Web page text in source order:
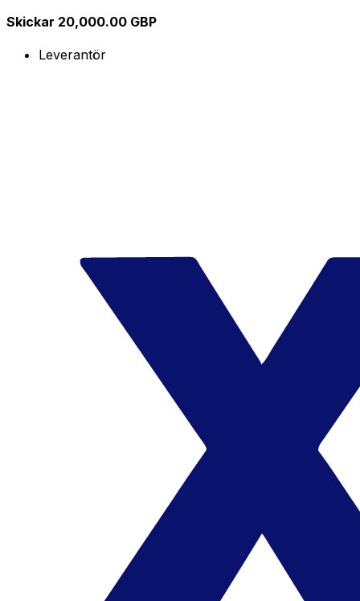
Skickar 20,000.00 GBP
Leverantör